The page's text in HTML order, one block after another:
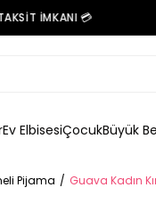
İMKANI 💳
Ev ElbisesiÇocukBüyük
Pijama Guava Kadın